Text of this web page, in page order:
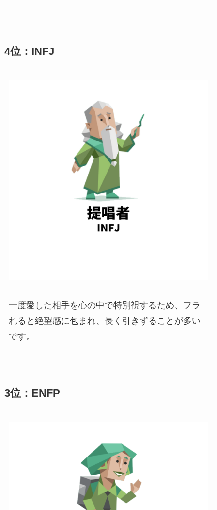
4位：INFJ
一度愛した相手を心の中で特別視するため、フラ
れると絶望感に包まれ、長く引きずることが多い
です。
3位：ENFP